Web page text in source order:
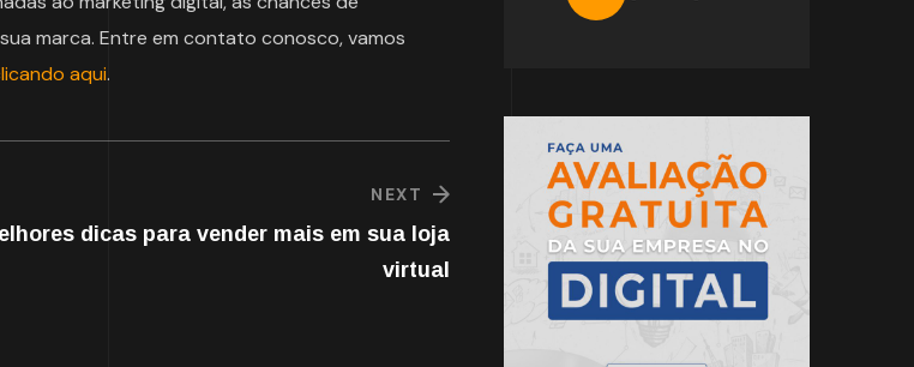
marca. Entre em contato conosco, vamos
aqui.
NEXT
dicas para vender mais em sua loja
virtual